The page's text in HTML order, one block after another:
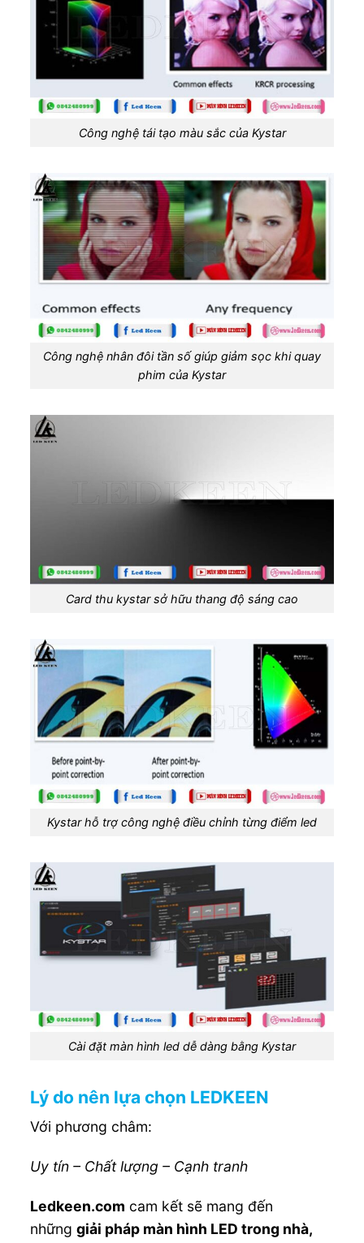
Công nghệ tái tạo màu sắc của Kystar
Công nghệ nhân đôi tần số giúp giảm sọc khi quay
phim của Kystar
Card thu kystar sở hữu thang độ sáng cao
Kystar hỗ trợ công nghệ điều chỉnh từng điểm led
Cài đặt màn hình led dễ dàng bằng Kystar
Lý do nên lựa chọn LEDKEEN
Với phương châm:
Uy tín – Chất lượng – Cạnh tranh
Ledkeen.com cam kết sẽ mang đến
những giải pháp màn hình LED trong nhà,